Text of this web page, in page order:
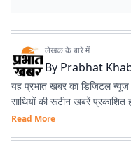
लेखक के बारे में
By Prabhat
यह प्रभात खबर का डिजिटल
साथियों की रूटीन खबरें प्रकाशित
Read More